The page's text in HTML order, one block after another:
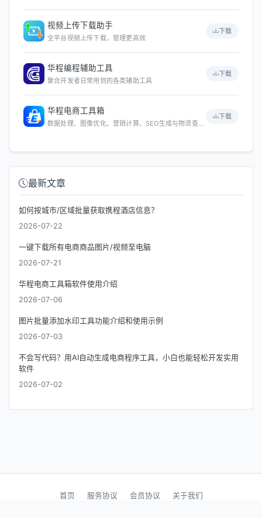
视频上传下载助手
全平台视频上传下载，管理更高效
下载
华程编程辅助工具
聚合开发者日常用到的各类辅助工具
下载
华程电商工具箱
数据处理、图像优化、营销计算、SEO生成与物流查询等
下载
最新文章
如何按城市/区域批量获取携程酒店信息？
2026-07-22
一键下载所有电商商品图片/视频至电脑
2026-07-21
华程电商工具箱软件使用介绍
2026-07-06
图片批量添加水印工具功能介绍和使用示例
2026-07-03
不会写代码？用AI自动生成电商程序工具，小白也能轻松开发实用
软件
2026-07-02
首页 服务协议 会员协议 关于我们